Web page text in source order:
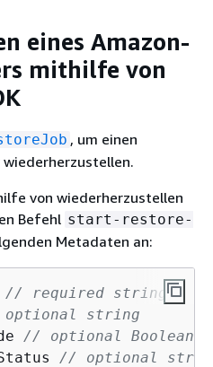
eines Amazon-
mithilfe von
, um einen
von wiederherzustellen
Befehl start-restore-
Metadaten an:
// required string
string
// optional Boolean
// optional